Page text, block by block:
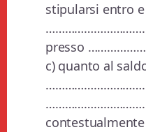
stipularsi entro
presso
c) quanto al